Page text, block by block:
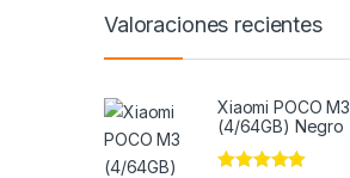
Valoraciones recientes
Xiaomi POCO M3
(4/64GB) Negro